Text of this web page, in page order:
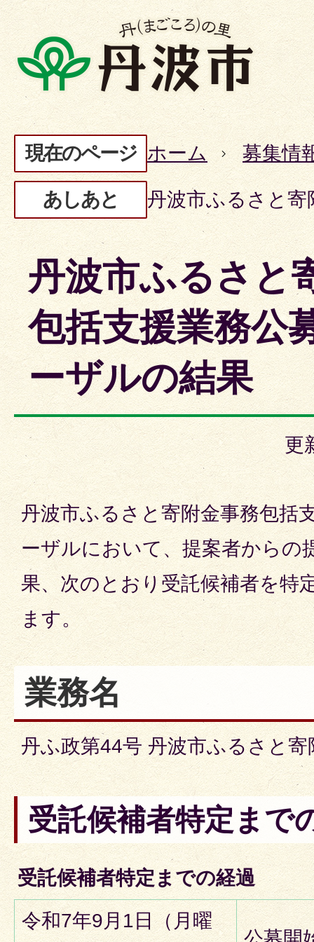
現在のページ ホーム 募集情
あしあと 丹波市ふるさと
丹波市ふるさと
包括支援業務公
ーザルの結果
更
丹波市ふるさと寄附金事務包括
ーザルにおいて、提案者からの
果、次のとおり受託候補者を特
ます。
業務名
丹ふ政第44号 丹波市ふるさと
受託候補者特定まで
受託候補者特定までの経過
令和7年9月1日（月曜